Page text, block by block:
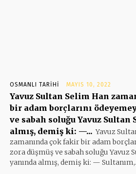
OSMANLI TARIHI MAYIS 10, 2022
Yavuz Sultan Selim Han
bir adam borçlarını
ve sabah soluğu Yavuz Sultan
almış, demiş ki: —... Yavuz
zamanında çok fakir bir adam
zora düşmüş ve sabah soluğu Yavuz
yanında almış, demiş ki: —